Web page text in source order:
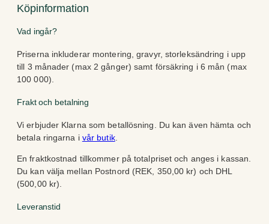
Köpinformation
Vad ingår?
Priserna inkluderar montering, gravyr, storleksändring i upp
till 3 månader (max 2 gånger) samt försäkring i 6 mån (max
100 000).
Frakt och betalning
Vi erbjuder Klarna som betallösning. Du kan även hämta och
betala ringarna i vår butik.
En fraktkostnad tillkommer på totalpriset och anges i kassan.
Du kan välja mellan Postnord (REK, 350,00 kr) och DHL
(500,00 kr).
Leveranstid